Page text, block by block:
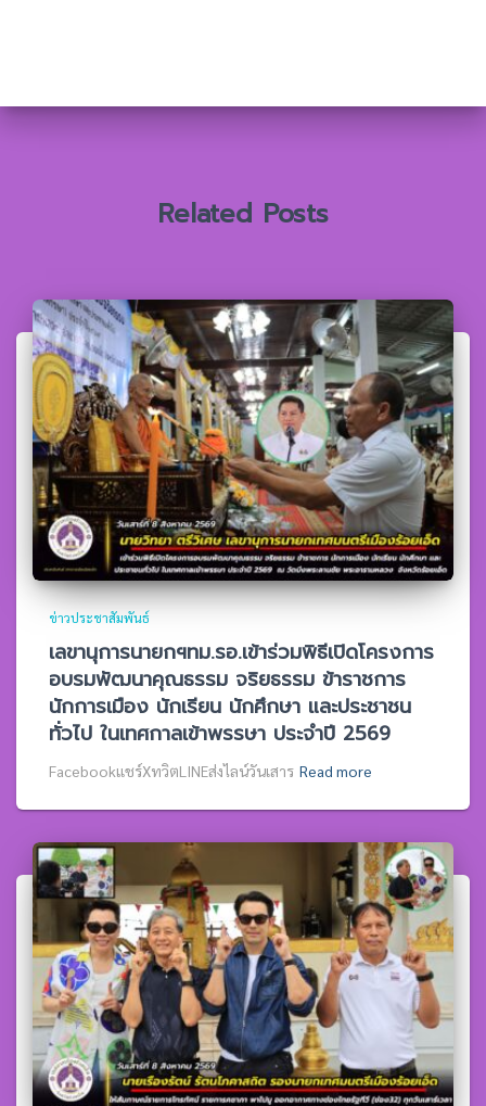
ห
Related Posts
ข่าวประชาสัมพันธ์
เลขานุการนายกฯทม.รอ.เข้าร่วมพิธีเปิดโครงการ
อบรมพัฒนาคุณธรรม จริยธรรม ข้าราชการ
นักการเมือง นักเรียน นักศึกษา และประชาชน
ทั่วไป ในเทศกาลเข้าพรรษา ประจำปี 2569
Facebookแชร์XทวิตLINEส่งไลน์วันเสาร Read more